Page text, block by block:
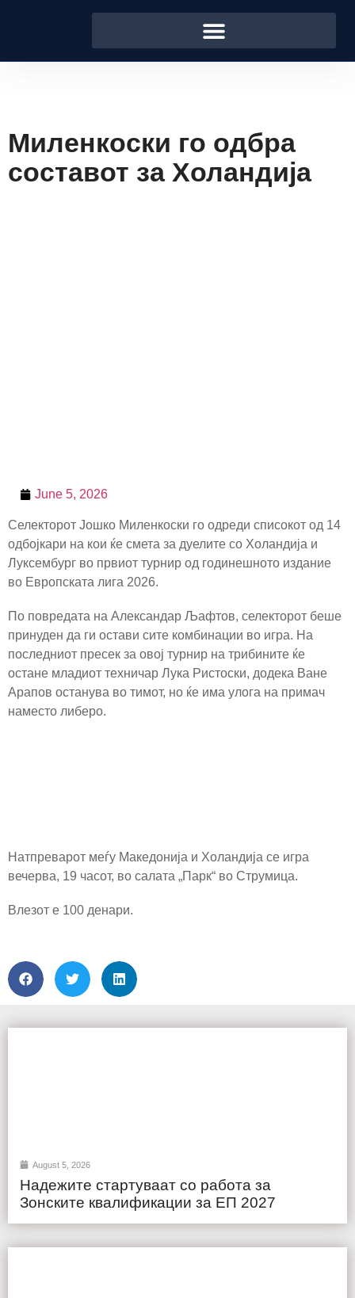
Миленкоски го одбра
составот за Холандија
June 5, 2026
Селекторот Јошко Миленкоски го одреди списокот од 14
одбојкари на кои ќе смета за дуелите со Холандија и
Луксембург во првиот турнир од годинешното издание
во Европската лига 2026.
По повредата на Александар Љафтов, селекторот беше
принуден да ги остави сите комбинации во игра. На
последниот пресек за овој турнир на трибините ќе
остане младиот техничар Лука Ристоски, додека Ване
Арапов останува во тимот, но ќе има улога на примач
наместо либеро.
Натпреварот меѓу Македонија и Холандија се игра
вечерва, 19 часот, во салата „Парк“ во Струмица.
Влезот е 100 денари.
August 5, 2026
Надежите стартуваат со работа за
Зонските квалификации за ЕП 2027